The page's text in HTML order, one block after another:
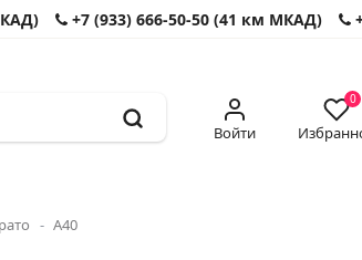
+7 (933) 666-50-50 (41 км МКАД)
Войти
0
А40